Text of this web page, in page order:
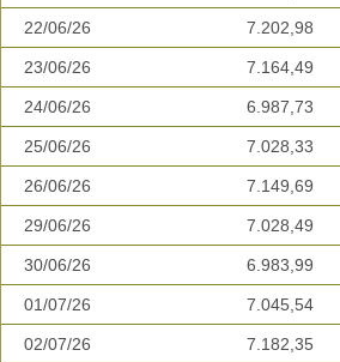
22/06/26 7.202,98
23/06/26 7.164,49
24/06/26 6.987,73
25/06/26 7.028,33
26/06/26 7.149,69
29/06/26 7.028,49
30/06/26 6.983,99
01/07/26 7.045,54
02/07/26 7.182,35